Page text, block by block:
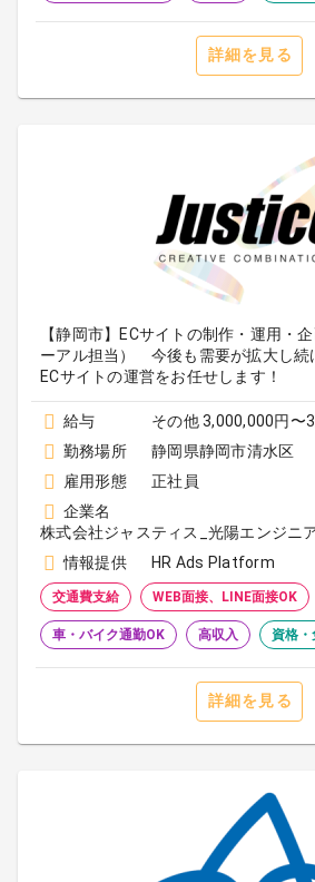
詳細を見る
【静岡市】ECサイトの制作・運用・
ーアル担当） 今後も需要が拡大し続
ECサイトの運営をお任せします！
給与
その他 3,000,000円〜
勤務場所
静岡県静岡市清水区
雇用形態
正社員
企業名
株式会社ジャスティス_光陽エンジニ
情報提供
HR Ads Platform
交通費支給 WEB面接、LINE面接OK
車・バイク通勤OK 高収入 資格・
詳細を見る